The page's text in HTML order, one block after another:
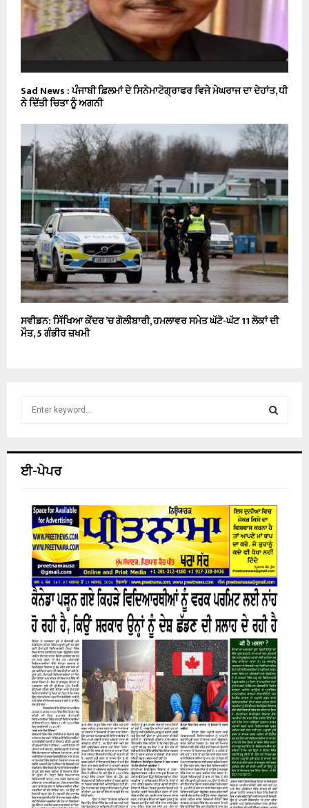
Sad News : ਪੰਜਾਬੀ ਫ਼ਿਲਮਾਂ ਦੇ ਸਿਨੇਮਾਟੋਗ੍ਰਾਫਰ ਵਿਜੇ ਮੇਘਰਾਜ ਦਾ ਦੇਹਾਂਤ, ਧੀ
ਨੇ ਦਿੱਤੀ ਚਿਤਾ ਨੂੰ ਅਗਨੀ
ਸਵੀਡਨ: ਸਿੱਖਿਆ ਕੇਂਦਰ ’ਚ ਗੋਲੀਬਾਰੀ, ਹਮਲਾਵਰ ਸਮੇਤ ਘੱਟੋ-ਘੱਟ 11 ਲੋਕਾਂ ਦੀ
ਮੌਤ, 5 ਗੰਭੀਰ ਜ਼ਖਮੀ
h
C
H
ਈ-ਪੇਪਰ
07 August 2026